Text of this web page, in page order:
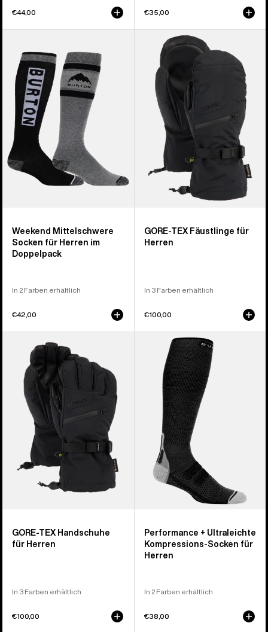
€44,00 €35,00
Weekend
Midweight
Socken
Herren
(2er-
Pack)
Weekend Mittelschwere
Socken für Herren im
Doppelpack
In 2 Farben erhältlich
€42,00
GORE-
Fäustling
Herren
GORE-TEX Fäustlinge für
Herren
In 3 Farben erhältlich
€100,00
GORE-
Handschuhe
Herren
GORE-TEX Handschuhe
für Herren
In 3 Farben erhältlich
€100,00
Performance
Ultraleichte
Kompressions-
Socken
Herren
Performance + Ultraleichte
Kompressions-Socken für
Herren
In 2 Farben erhältlich
€38,00